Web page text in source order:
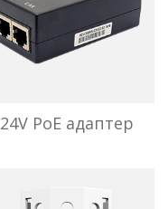
24V PoE адаптер